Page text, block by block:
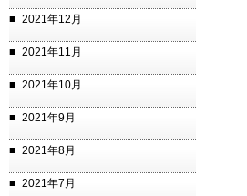
2021年12月
2021年11月
2021年10月
2021年9月
2021年8月
2021年7月